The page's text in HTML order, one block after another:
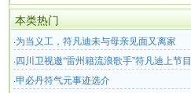
本类热门
·为当义工，符凡迪未与母亲见面又离家
·四川卫视邀“雷州籍流浪歌手”符凡迪上节目
·甲必丹符气元事迹选介